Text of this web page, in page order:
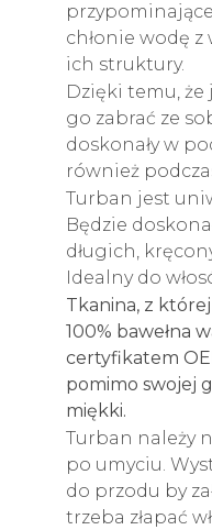
chłonie wodę z
ich struktury.
Dzięki temu,
go zabrać ze
doskonały w
również
Turban jest
Będzie
długich,
Idealny do
Tkanina, z
100% bawełna
certyfikatem
pomimo swojej
miękki.
Turban należy
po umyciu.
do przodu by
trzeba złapać